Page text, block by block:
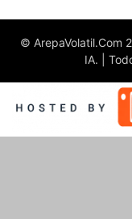
© ArepaVolatil.Com
IA. |